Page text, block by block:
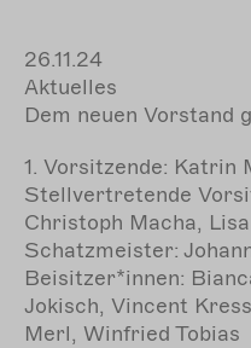
26.11.24
Aktuelles
Dem neuen Vorstand
1. Vorsitzende: Katrin
Stellvertretende
Christoph Macha,
Schatzmeister:
Beisitzer*innen:
Jokisch, Vincent
Merl, Winfried Tobias